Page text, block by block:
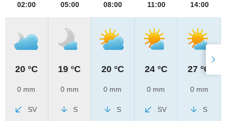
02:00
20 °C
0 mm
SV
05:00
19 °C
0 mm
S
08:00
20 °C
0 mm
S
11:00
24 °C
0 mm
SV
14:00
27 °C
0 mm
S